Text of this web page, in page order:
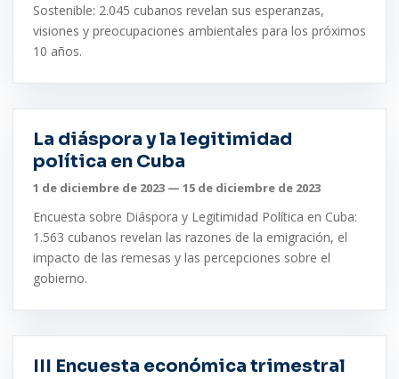
Sostenible: 2.045 cubanos revelan sus esperanzas,
visiones y preocupaciones ambientales para los próximos
10 años.
La diáspora y la legitimidad
política en Cuba
1 de diciembre de 2023 — 15 de diciembre de 2023
Encuesta sobre Diáspora y Legitimidad Política en Cuba:
1.563 cubanos revelan las razones de la emigración, el
impacto de las remesas y las percepciones sobre el
gobierno.
III Encuesta económica trimestral